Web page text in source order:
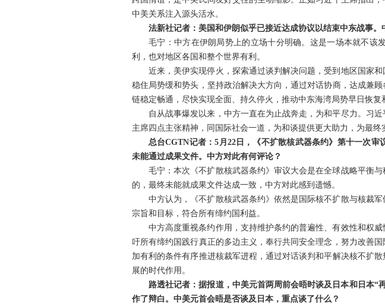
中美关系注入源头活水。
法新社记者：美国和伊朗似乎已接近达成协议以结束中东战事
毛宁：中方在伊朗局势上的立场十分明确。这是一场本就不该
利，也对地区各国和整个世界有利。
近来，美伊实现停火，探索通过谈判解决问题，受到地区国家
稳住局势缓和势头，坚持政治解决大方向，通过对话协商，达成兼
链稳定畅通，尽快实现全面、持久停火，推动中东海湾局势早日恢复
自从战事爆发以来，中方一直在为止战奔走，为和平尽力。习
主席四点主张精神，同国际社会一道，为和谈提供更大助力，为最终
总台CGTN记者：5月22日，《不扩散核武器条约》第十一次
未能通过成果文件。中方对此有何评论？
毛宁：本次《不扩散核武器条约》审议大会是在全球战略平衡
的，最终未能就成果文件达成一致，中方对此感到遗憾。
中方认为，《不扩散核武器条约》依然是国际核不扩散与核裁
宗旨和目标，符合所有缔约国利益。
中方高度重视条约作用，支持维护条约的普遍性、有效性和权
吁所有缔约国践行真正的多边主义，奉行共同安全理念，努力改善
加有利的条件有序推进核裁军进程，通过对话谈判和平解决核不扩
展的时代作用。
路透社记者：据报道，中美元首两周前会晤时谈及日本和日本
作了辩白。中美元首会晤是否谈及日本，重点谈了什么？